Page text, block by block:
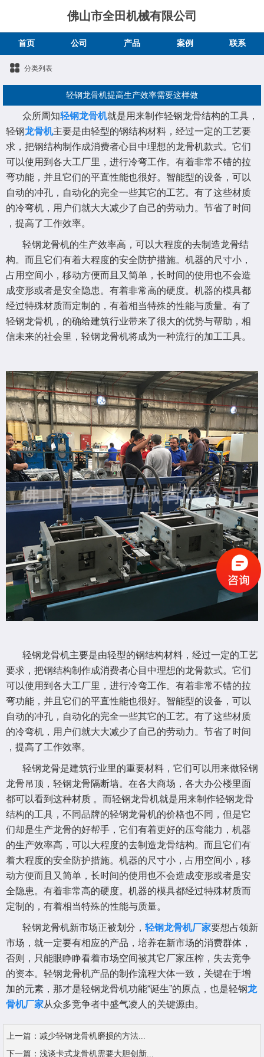
佛山市全田机械有限公司
首页 公司 产品 案例 联系
分类列表
轻钢龙骨机提高生产效率需要这样做
众所周知轻钢龙骨机就是用来制作轻钢龙骨结构的工具，
轻钢龙骨机主要是由轻型的钢结构材料，经过一定的工艺要
求，把钢结构制作成消费者心目中理想的龙骨机款式。它们
可以使用到各大工厂里，进行冷弯工作。有着非常不错的拉
弯功能，并且它们的平直性能也很好。智能型的设备，可以
自动的冲孔，自动化的完全一些其它的工艺。有了这些材质
的冷弯机，用户们就大大减少了自己的劳动力。节省了时间
，提高了工作效率。
轻钢龙骨机的生产效率高，可以大程度的去制造龙骨结
构。而且它们有着大程度的安全防护措施。机器的尺寸小，
占用空间小，移动方便而且又简单，长时间的使用也不会造
成变形或者是安全隐患。有着非常高的硬度。机器的模具都
经过特殊材质而定制的，有着相当特殊的性能与质量。有了
轻钢龙骨机，的确给建筑行业带来了很大的优势与帮助，相
信未来的社会里，轻钢龙骨机将成为一种流行的加工工具。
轻钢龙骨机主要是由轻型的钢结构材料，经过一定的工艺
要求，把钢结构制作成消费者心目中理想的龙骨款式。它们
可以使用到各大工厂里，进行冷弯工作。有着非常不错的拉
弯功能，并且它们的平直性能也很好。智能型的设备，可以
自动的冲孔，自动化的完全一些其它的工艺。有了这些材质
的冷弯机，用户们就大大减少了自己的劳动力。节省了时间
，提高了工作效率。
轻钢龙骨是建筑行业里的重要材料，它们可以用来做轻钢
龙骨吊顶，轻钢龙骨隔断墙。在各大商场，各大办公楼里面
都可以看到这种材质 。而轻钢龙骨机就是用来制作轻钢龙骨
结构的工具，不同品牌的轻钢龙骨机的价格也不同，但是它
们却是生产龙骨的好帮手，它们有着更好的压弯能力，机器
的生产效率高，可以大程度的去制造龙骨结构。而且它们有
着大程度的安全防护措施。机器的尺寸小，占用空间小，移
动方便而且又简单，长时间的使用也不会造成变形或者是安
全隐患。有着非常高的硬度。机器的模具都经过特殊材质而
定制的，有着相当特殊的性能与质量。
轻钢龙骨机新市场正被划分， 轻钢龙骨机厂家要想占领新
市场，就一定要有相应的产品，培养在新市场的消费群体，
否则，只能眼睁睁看着市场空间被其它厂家压榨，失去竞争
的资本。轻钢龙骨机产品的制作流程大体一致，关键在于增
加的元素，那才是轻钢龙骨机功能“诞生”的原点，也是轻钢龙
骨机厂家从众多竞争者中盛气凌人的关键源由。
上一篇： 减少轻钢龙骨机磨损的方法...
下一篇： 浅谈卡式龙骨机需要大胆创新...